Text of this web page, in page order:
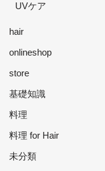
UVケア
hair
onlineshop
store
基礎知識
料理
料理 for Hair
未分類